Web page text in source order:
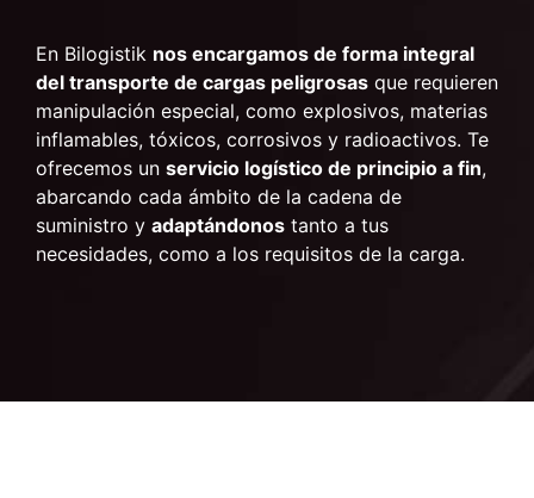
En Bilogistik nos encargamos de forma integral
del transporte de cargas peligrosas que requieren
manipulación especial, como explosivos, materias
inflamables, tóxicos, corrosivos y radioactivos. Te
ofrecemos un servicio logístico de principio a fin,
abarcando cada ámbito de la cadena de
suministro y adaptándonos tanto a tus
necesidades, como a los requisitos de la carga.